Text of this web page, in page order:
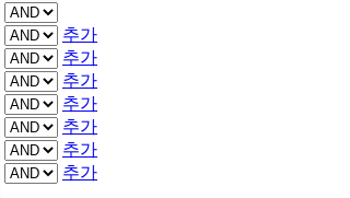
추가
추가
추가
추가
추가
추가
추가